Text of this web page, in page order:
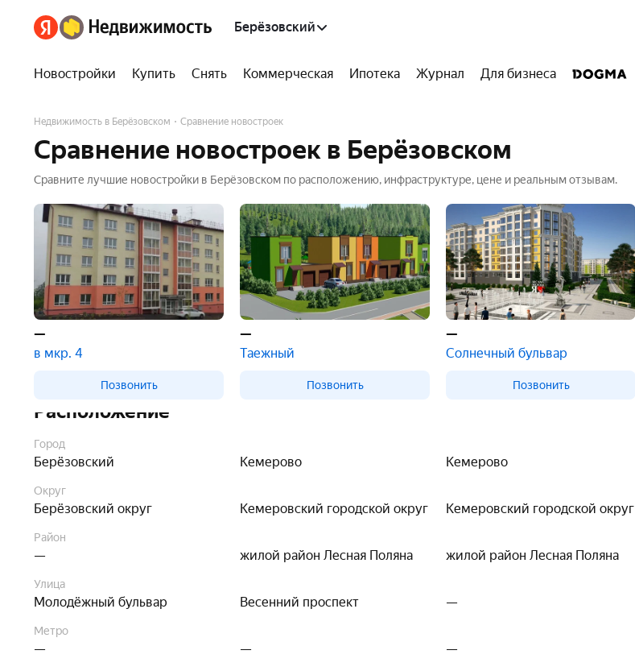
Берёзовский
Новостройки Купить Снять Коммерческая Ипотека Журнал Для бизнеса
Недвижимость в Берёзовском Сравнение новостроек
Сравнение новостроек в Берёзовском
Сравните лучшие новостройки в Берёзовском по расположению, инфраструктуре, цене и реальным отзывам.
— — —
в мкр. 4
Таежный Солнечный бульвар
Позвонить Позвонить Позвонить
Расположение
Город
Берёзовский Кемерово Кемерово
Округ
Берёзовский округ Кемеровский городской округ Кемеровский городской округ
Район
— жилой район Лесная Поляна жилой район Лесная Поляна
Улица
Молодёжный бульвар Весенний проспект —
Метро
— — —